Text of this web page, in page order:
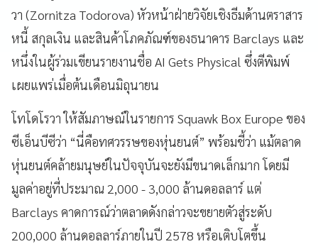
วา (Zornitza Todorova) หัวหน้าฝ่ายวิจัยเชิงธีมด้านตราสาร
หนี้ สกุลเงิน และสินค้าโภคภัณฑ์ของธนาคาร Barclays และ
หนึ่งในผู้ร่วมเขียนรายงานชื่อ AI Gets Physical ซึ่งตีพิมพ์
เผยแพร่เมื่อต้นเดือนมิถุนายน
โทโดโรวา ให้สัมภาษณ์ในรายการ Squawk Box Europe ของ
ซีเอ็นบีซีว่า “นี่คือทศวรรษของหุ่นยนต์” พร้อมชี้ว่า แม้ตลาด
หุ่นยนต์คล้ายมนุษย์ในปัจจุบันจะยังมีขนาดเล็กมาก โดยมี
มูลค่าอยู่ที่ประมาณ 2,000 - 3,000 ล้านดอลลาร์ แต่
Barclays คาดการณ์ว่าตลาดดังกล่าวจะขยายตัวสู่ระดับ
200,000 ล้านดอลลาร์ภายในปี 2578 หรือเติบโตขึ้น